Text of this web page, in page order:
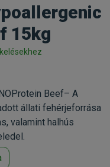
15kg
Beef– A
állati fehérjeforrása
valamint halhús